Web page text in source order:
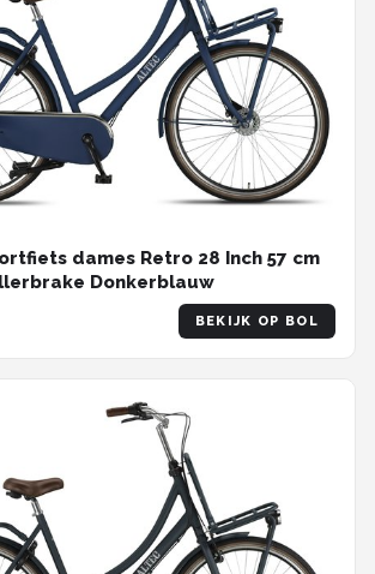
dames Retro 28 Inch 57 cm
Donkerblauw
BEKIJK OP BOL